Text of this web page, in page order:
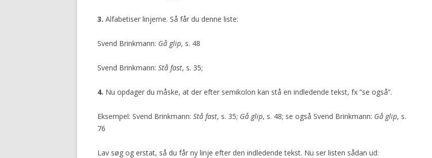
3. Alfabetiser linjerne. Så får du denne liste:
Svend Brinkmann: Gå glip, s. 48
Svend Brinkmann: Stå fast, s. 35;
4. Nu opdager du måske, at der efter semikolon kan stå en indledende tekst, fx ”se også”.
Eksempel: Svend Brinkmann: Stå fast, s. 35; Gå glip, s. 48; se også Svend Brinkmann: Gå glip, s.
76
Lav søg og erstat, så du får ny linje efter den indledende tekst. Nu ser listen sådan ud: